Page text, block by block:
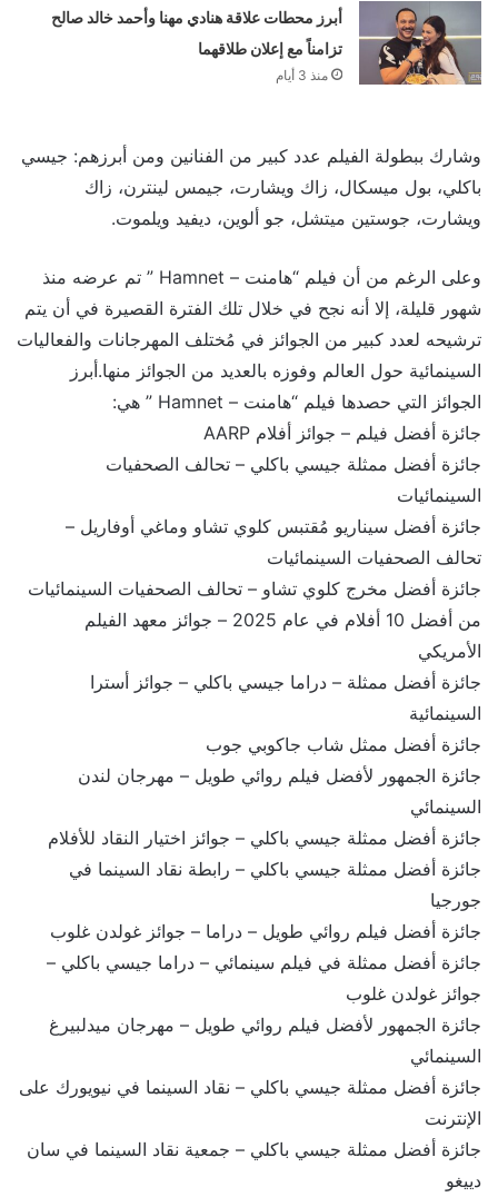
أبرز محطات علاقة هنادي مهنا وأحمد خالد صالح
تزامناً مع إعلان طلاقهما
منذ 3 أيام
وشارك ببطولة الفيلم عدد كبير من الفنانين ومن أبرزهم: جيسي
باكلي، بول ميسكال، زاك ويشارت، جيمس لينترن، زاك
ويشارت، جوستين ميتشل، جو ألوين، ديفيد ويلموت.
وعلى الرغم من أن فيلم “هامنت – Hamnet ” تم عرضه منذ
شهور قليلة، إلا أنه نجح في خلال تلك الفترة القصيرة في أن يتم
ترشيحه لعدد كبير من الجوائز في مُختلف المهرجانات والفعاليات
السينمائية حول العالم وفوزه بالعديد من الجوائز منها.أبرز
الجوائز التي حصدها فيلم “هامنت – Hamnet ” هي:
جائزة أفضل فيلم – جوائز أفلام AARP
جائزة أفضل ممثلة جيسي باكلي – تحالف الصحفيات
السينمائيات
جائزة أفضل سيناريو مُقتبس كلوي تشاو وماغي أوفاريل –
تحالف الصحفيات السينمائيات
جائزة أفضل مخرج كلوي تشاو – تحالف الصحفيات السينمائيات
من أفضل 10 أفلام في عام 2025 – جوائز معهد الفيلم
الأمريكي
جائزة أفضل ممثلة – دراما جيسي باكلي – جوائز أسترا
السينمائية
جائزة أفضل ممثل شاب جاكوبي جوب
جائزة الجمهور لأفضل فيلم روائي طويل – مهرجان لندن
السينمائي
جائزة أفضل ممثلة جيسي باكلي – جوائز اختيار النقاد للأفلام
جائزة أفضل ممثلة جيسي باكلي – رابطة نقاد السينما في
جورجيا
جائزة أفضل فيلم روائي طويل – دراما – جوائز غولدن غلوب
جائزة أفضل ممثلة في فيلم سينمائي – دراما جيسي باكلي –
جوائز غولدن غلوب
جائزة الجمهور لأفضل فيلم روائي طويل – مهرجان ميدلبيرغ
السينمائي
جائزة أفضل ممثلة جيسي باكلي – نقاد السينما في نيويورك على
الإنترنت
جائزة أفضل ممثلة جيسي باكلي – جمعية نقاد السينما في سان
دييغو